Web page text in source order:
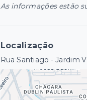
As informações estão
Localização
Rua Santiago - Jardim